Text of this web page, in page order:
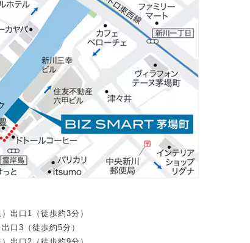
出口1（徒歩約3分）
口3（徒歩約5分）